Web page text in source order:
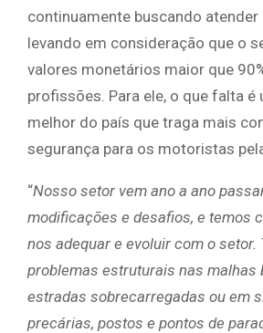
continuamente buscando atender
levando em consideração que o
valores monetários maior que
profissões. Para ele, o que falta é
melhor do país que traga mais
segurança para os motoristas
“Nosso setor vem ano a ano
modificações e desafios, e temos
nos adequar e evoluir com o setor.
problemas estruturais nas malhas
estradas sobrecarregadas ou em
precárias, postos e pontos de